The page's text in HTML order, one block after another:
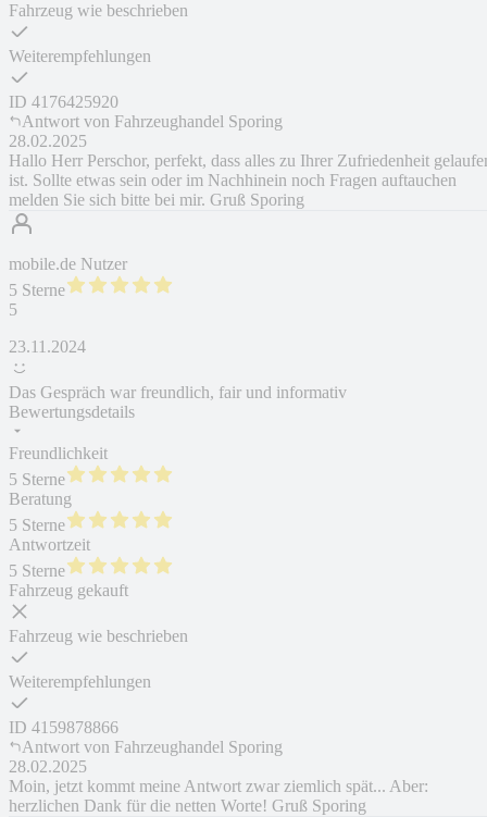
Fahrzeug wie beschrieben
Weiterempfehlungen
ID 4176425920
Antwort von Fahrzeughandel Sporing
28.02.2025
Hallo Herr Perschor, perfekt, dass alles zu Ihrer Zufriedenheit
ist. Sollte etwas sein oder im Nachhinein noch Fragen auftauchen
melden Sie sich bitte bei mir. Gruß Sporing
mobile.de Nutzer
5 Sterne
5
23.11.2024
Das Gespräch war freundlich, fair und informativ
Bewertungsdetails
Freundlichkeit
5 Sterne
Beratung
5 Sterne
Antwortzeit
5 Sterne
Fahrzeug gekauft
Fahrzeug wie beschrieben
Weiterempfehlungen
ID 4159878866
Antwort von Fahrzeughandel Sporing
28.02.2025
Moin, jetzt kommt meine Antwort zwar ziemlich spät... Aber:
herzlichen Dank für die netten Worte! Gruß Sporing